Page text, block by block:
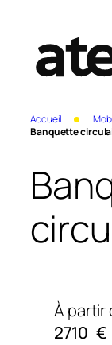
Accueil
Banquette
À partir
2710 €